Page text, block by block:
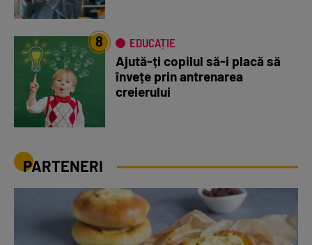
8 EDUCAȚIE
Ajută-ți copilul să-i placă să
învețe prin antrenarea
creierului
PARTENERI